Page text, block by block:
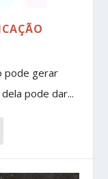
pode gerar
pode dar...